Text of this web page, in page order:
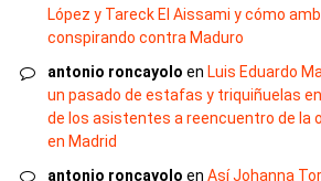
López y Tareck El Aissami y cómo
conspirando contra Maduro
antonio roncayolo en Luis Eduardo
un pasado de estafas y triquiñuelas
de los asistentes a reencuentro de la
en Madrid
antonio roncayolo en Así Johanna